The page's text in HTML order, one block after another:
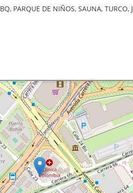
PARQUE DE NIÑOS, SAUNA, TURCO,